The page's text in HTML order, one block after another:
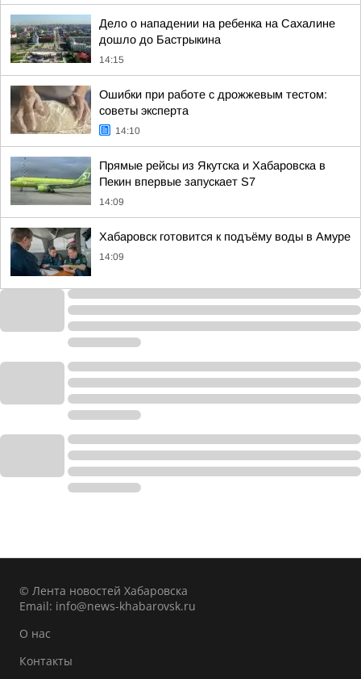
Дело о нападении на ребенка на Сахалине
дошло до Бастрыкина
14:15
Ошибки при работе с дрожжевым тестом:
советы эксперта
14:10
Прямые рейсы из Якутска и Хабаровска в
Пекин впервые запускает S7
14:09
Хабаровск готовится к подъёму воды в Амуре
14:09
© Лента новостей Хабаровска
Email: info@news-khabarovsk.ru
О нас
Контакты